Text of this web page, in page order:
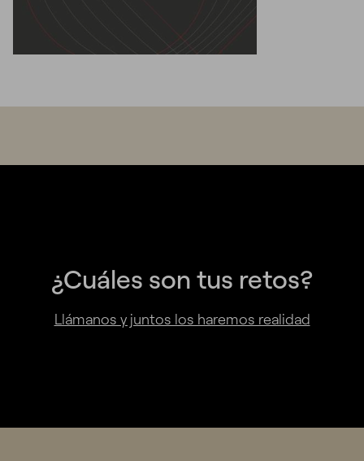
¿Cuáles son tus retos?
Llámanos y juntos los haremos realidad